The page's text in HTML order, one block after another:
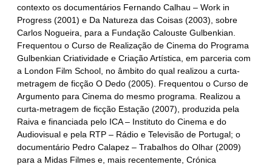
contexto os documentários Fernando Calhau – Work in
Progress (2001) e Da Natureza das Coisas (2003), sobre
Carlos Nogueira, para a Fundação Calouste Gulbenkian.
Frequentou o Curso de Realização de Cinema do Programa
Gulbenkian Criatividade e Criação Artística, em parceria com
a London Film School, no âmbito do qual realizou a curta-
metragem de ficção O Dedo (2005). Frequentou o Curso de
Argumento para Cinema do mesmo programa. Realizou a
curta-metragem de ficção Estação (2007), produzida pela
Raiva e financiada pelo ICA – Instituto do Cinema e do
Audiovisual e pela RTP – Rádio e Televisão de Portugal; o
documentário Pedro Calapez – Trabalhos do Olhar (2009)
para a Midas Filmes e, mais recentemente, Crónica